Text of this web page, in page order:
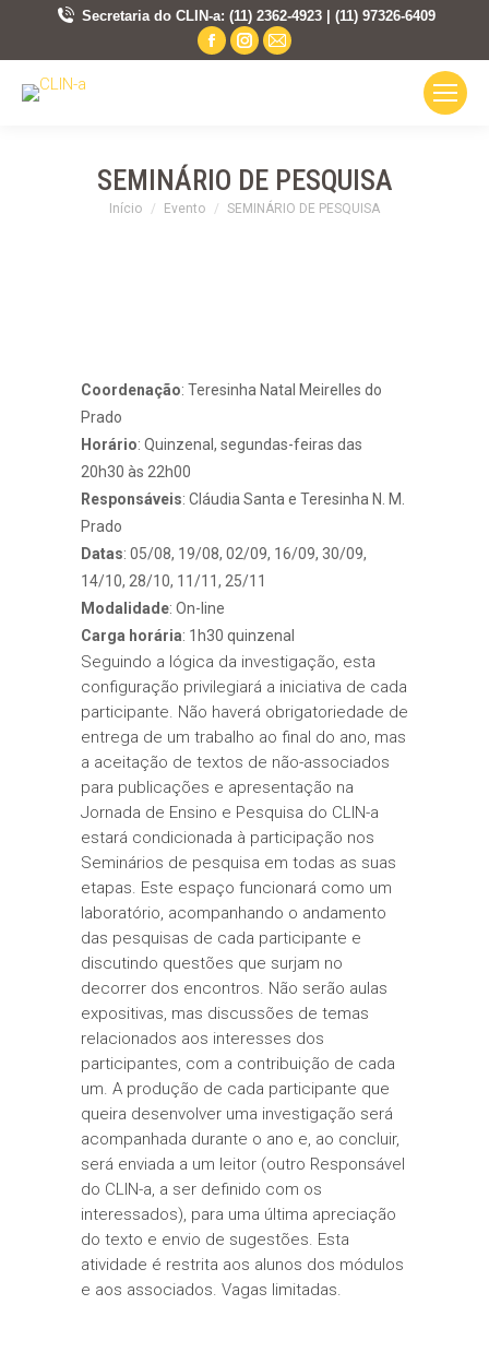
Secretaria do CLIN-a: (11) 2362-4923 | (11) 97326-6409
Facebook
window
Instagram
window
Mail
window
SEMINÁRIO DE PESQUISA
Você está aqui:
Início Evento SEMINÁRIO DE PESQUISA
Coordenação: Teresinha Natal Meirelles do
Prado
Horário: Quinzenal, segundas-feiras das
20h30 às 22h00
Responsáveis: Cláudia Santa e Teresinha N. M.
Prado
Datas: 05/08, 19/08, 02/09, 16/09, 30/09,
14/10, 28/10, 11/11, 25/11
Modalidade: On-line
Carga horária: 1h30 quinzenal
Seguindo a lógica da investigação, esta
configuração privilegiará a iniciativa de cada
participante. Não haverá obrigatoriedade de
entrega de um trabalho ao final do ano, mas
a aceitação de textos de não-associados
para publicações e apresentação na
Jornada de Ensino e Pesquisa do CLIN-a
estará condicionada à participação nos
Seminários de pesquisa em todas as suas
etapas. Este espaço funcionará como um
laboratório, acompanhando o andamento
das pesquisas de cada participante e
discutindo questões que surjam no
decorrer dos encontros. Não serão aulas
expositivas, mas discussões de temas
relacionados aos interesses dos
participantes, com a contribuição de cada
um. A produção de cada participante que
queira desenvolver uma investigação será
acompanhada durante o ano e, ao concluir,
será enviada a um leitor (outro Responsável
do CLIN-a, a ser definido com os
interessados), para uma última apreciação
do texto e envio de sugestões. Esta
atividade é restrita aos alunos dos módulos
e aos associados. Vagas limitadas.